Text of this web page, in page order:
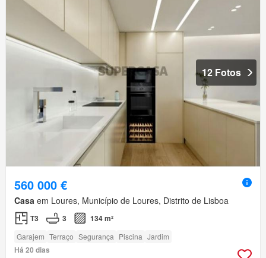
12 Fotos
560 000 €
Casa em Loures, Município de Loures, Distrito de Lisboa
T3 3 134 m²
Garajem Terraço Segurança Piscina Jardim
Há 20 dias